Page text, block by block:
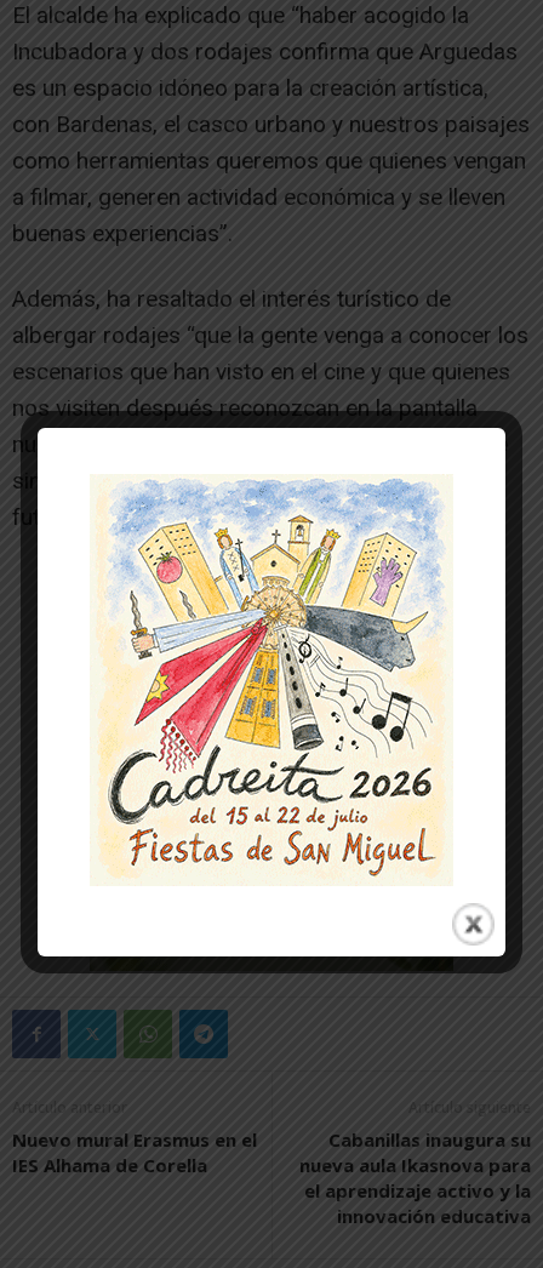
El alcalde ha explicado que “haber acogido la
Incubadora y dos rodajes confirma que Arguedas
es un espacio idóneo para la creación artística,
con Bardenas, el casco urbano y nuestros paisajes
como herramientas queremos que quienes vengan
a filmar, generen actividad económica y se lleven
buenas experiencias”.
Además, ha resaltado el interés turístico de
albergar rodajes “que la gente venga a conocer los
escenarios que han visto en el cine y que quienes
nos visiten después reconozcan en la pantalla
nuestras cuevas, nuestros miradores y el paisaje
singular de Bardenas porque eso también es
futuro para Arguedas”, ha concluido.
-- Publicidad --
Artículo anterior
Nuevo mural Erasmus en el
IES Alhama de Corella
Artículo siguiente
Cabanillas inaugura su
nueva aula Ikasnova para
el aprendizaje activo y la
innovación educativa